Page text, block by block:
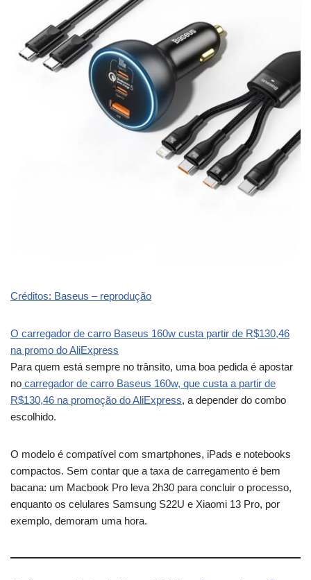
Créditos: Baseus – reprodução
O carregador de carro Baseus 160w custa partir de R$130,46
na promo do AliExpress
Para quem está sempre no trânsito, uma boa pedida é apostar
no carregador de carro Baseus 160w, que custa a partir de
R$130,46 na promoção do AliExpress, a depender do combo
escolhido.
O modelo é compatível com smartphones, iPads e notebooks
compactos. Sem contar que a taxa de carregamento é bem
bacana: um Macbook Pro leva 2h30 para concluir o processo,
enquanto os celulares Samsung S22U e Xiaomi 13 Pro, por
exemplo, demoram uma hora.